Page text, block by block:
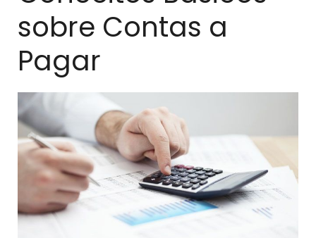
sobre Contas a
Pagar